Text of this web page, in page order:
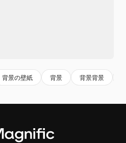
背景の壁紙 背景 背景背景